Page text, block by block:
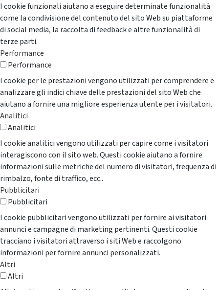
I cookie funzionali aiutano a eseguire determinate funzionalità
come la condivisione del contenuto del sito Web su piattaforme
di social media, la raccolta di feedback e altre funzionalità di
terze parti.
Performance
Performance
I cookie per le prestazioni vengono utilizzati per comprendere e
analizzare gli indici chiave delle prestazioni del sito Web che
aiutano a fornire una migliore esperienza utente per i visitatori.
Analitici
Analitici
I cookie analitici vengono utilizzati per capire come i visitatori
interagiscono con il sito web. Questi cookie aiutano a fornire
informazioni sulle metriche del numero di visitatori, frequenza di
rimbalzo, fonte di traffico, ecc..
Pubblicitari
Pubblicitari
I cookie pubblicitari vengono utilizzati per fornire ai visitatori
annunci e campagne di marketing pertinenti. Questi cookie
tracciano i visitatori attraverso i siti Web e raccolgono
informazioni per fornire annunci personalizzati.
Altri
Altri